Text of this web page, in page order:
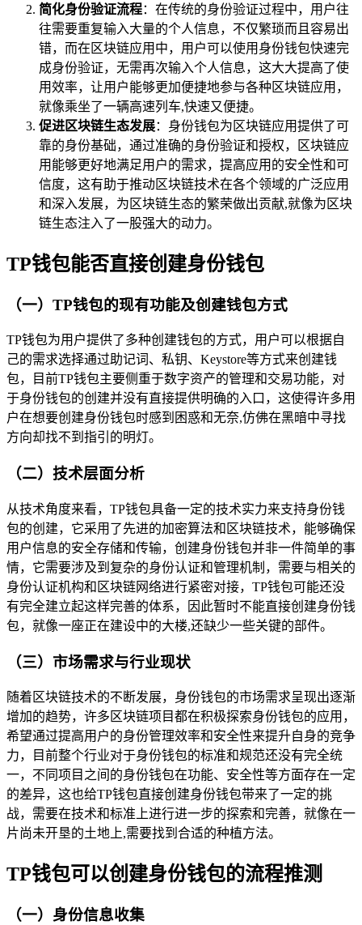
简化身份验证流程：在传统的身份验证过程中，用户往
往需要重复输入大量的个人信息，不仅繁琐而且容易出
错，而在区块链应用中，用户可以使用身份钱包快速完
成身份验证，无需再次输入个人信息，这大大提高了使
用效率，让用户能够更加便捷地参与各种区块链应用，
就像乘坐了一辆高速列车,快速又便捷。
促进区块链生态发展：身份钱包为区块链应用提供了可
靠的身份基础，通过准确的身份验证和授权，区块链应
用能够更好地满足用户的需求，提高应用的安全性和可
信度，这有助于推动区块链技术在各个领域的广泛应用
和深入发展，为区块链生态的繁荣做出贡献,就像为区块
链生态注入了一股强大的动力。
TP钱包能否直接创建身份钱包
（一）TP钱包的现有功能及创建钱包方式
TP钱包为用户提供了多种创建钱包的方式，用户可以根据自
己的需求选择通过助记词、私钥、Keystore等方式来创建钱
包，目前TP钱包主要侧重于数字资产的管理和交易功能，对
于身份钱包的创建并没有直接提供明确的入口，这使得许多用
户在想要创建身份钱包时感到困惑和无奈,仿佛在黑暗中寻找
方向却找不到指引的明灯。
（二）技术层面分析
从技术角度来看，TP钱包具备一定的技术实力来支持身份钱
包的创建，它采用了先进的加密算法和区块链技术，能够确保
用户信息的安全存储和传输，创建身份钱包并非一件简单的事
情，它需要涉及到复杂的身份认证和管理机制，需要与相关的
身份认证机构和区块链网络进行紧密对接，TP钱包可能还没
有完全建立起这样完善的体系，因此暂时不能直接创建身份钱
包，就像一座正在建设中的大楼,还缺少一些关键的部件。
（三）市场需求与行业现状
随着区块链技术的不断发展，身份钱包的市场需求呈现出逐渐
增加的趋势，许多区块链项目都在积极探索身份钱包的应用，
希望通过提高用户的身份管理效率和安全性来提升自身的竞争
力，目前整个行业对于身份钱包的标准和规范还没有完全统
一，不同项目之间的身份钱包在功能、安全性等方面存在一定
的差异，这也给TP钱包直接创建身份钱包带来了一定的挑
战，需要在技术和标准上进行进一步的探索和完善，就像在一
片尚未开垦的土地上,需要找到合适的种植方法。
TP钱包可以创建身份钱包的流程推测
（一）身份信息收集